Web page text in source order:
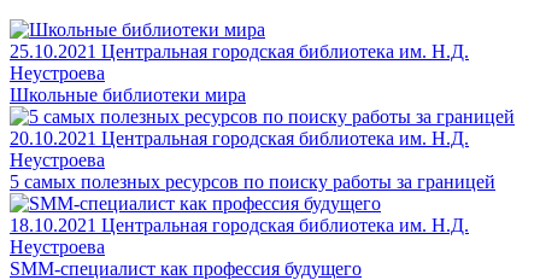
25.10.2021 Центральная городская библиотека им. Н.Д.
Неустроева
Школьные библиотеки мира
20.10.2021 Центральная городская библиотека им. Н.Д.
Неустроева
5 самых полезных ресурсов по поиску работы за границей
18.10.2021 Центральная городская библиотека им. Н.Д.
Неустроева
SMM-специалист как профессия будущего